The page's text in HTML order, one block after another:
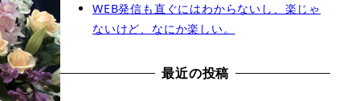
WEB発信も直ぐにはわからないし、楽じゃ
ないけど、なにか楽しい。
最近の投稿